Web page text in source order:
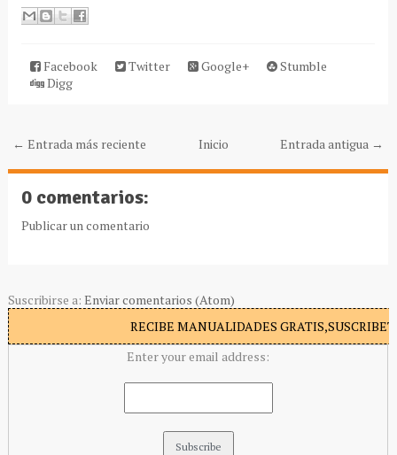
Facebook Twitter Google+
Stumble
Digg
← Entrada más reciente Entrada antigua →
Inicio
0 comentarios:
Publicar un comentario
Suscribirse a: Enviar comentarios (Atom)
RECIBE MANUALIDADES
Enter your email address: